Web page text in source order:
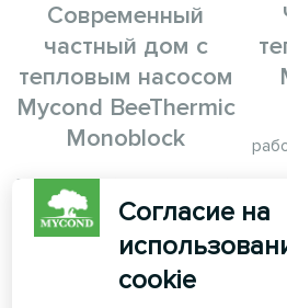
Современный
частный дом с
тепловым насосом
Mycond BeeThermic
Monoblock
Высокоемкий моноблочный
тепловой насос BeeThermic,
обеспечивающий
эффективный климат-
контроль для роскошной
жилой недвижимости
Согласие на
cookie